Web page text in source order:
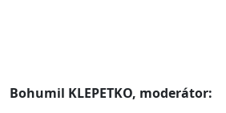
Bohumil KLEPETKO, moderátor: